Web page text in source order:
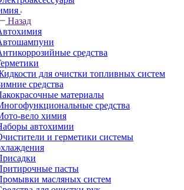
Назад
средства
для очистки топливных систем
средства
материалы
средства
вело химия
автохимии
и герметики системы
пасты
масляных систем